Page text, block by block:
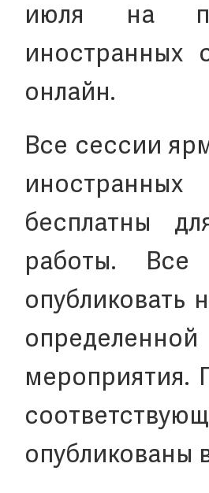
июля на
иностранных
онлайн.
Все сессии
бесплатны
работы. Все
опубликовать
мероприятия.
опубликованы